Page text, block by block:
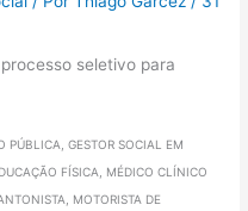
seletivo para
PÚBLICA, GESTOR SOCIAL EM
FÍSICA, MÉDICO CLÍNICO
MOTORISTA DE